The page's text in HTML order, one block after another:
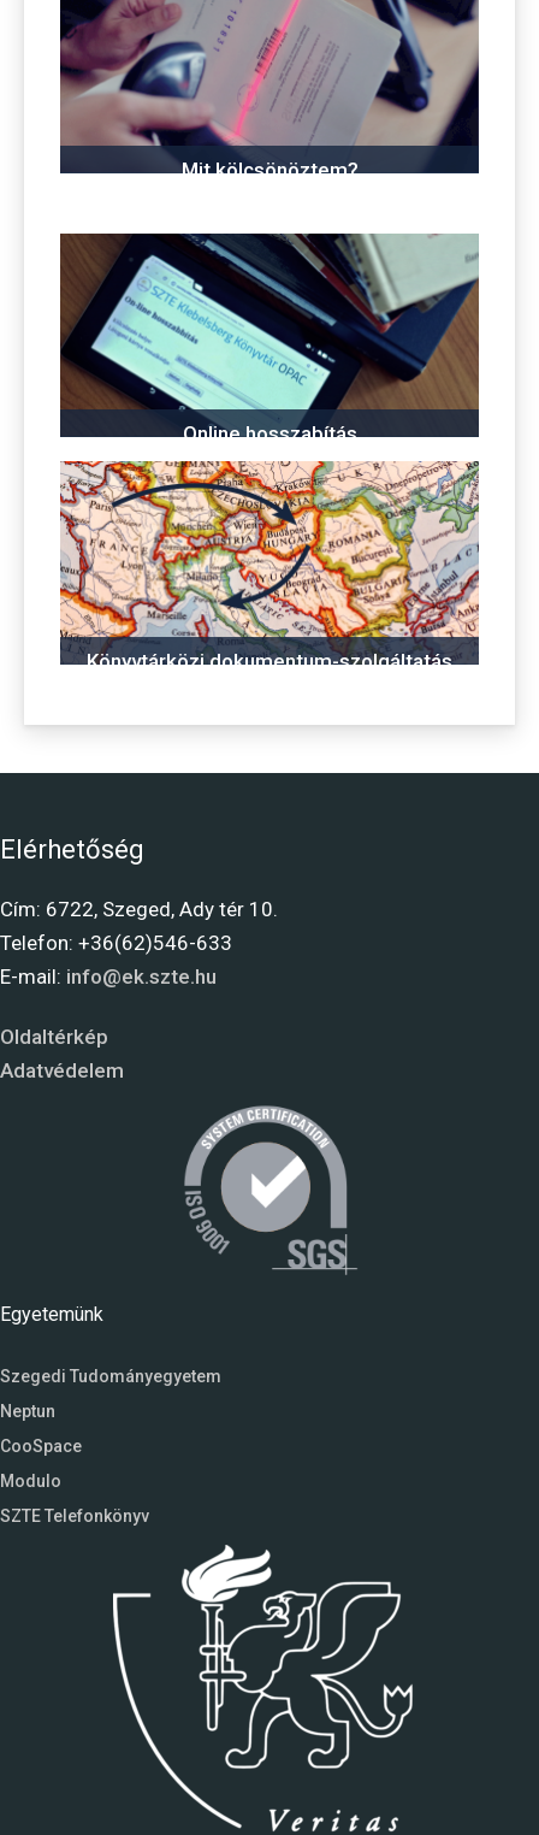
Mit kölcsönöztem?
Online hosszabítás
Könyvtárközi dokumentum-szolgáltatás
Elérhetőség
Cím: 6722, Szeged, Ady tér 10.
Telefon: +36(62)546-633
E-mail: info@ek.szte.hu
Oldaltérkép
Adatvédelem
Egyetemünk
Szegedi Tudományegyetem
Neptun
CooSpace
Modulo
SZTE Telefonkönyv